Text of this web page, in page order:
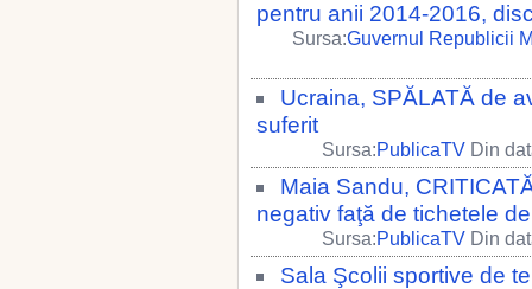
pentru anii 2014-2016,
Sursa:Guvernul Republicii
Ucraina, SPĂLATĂ de
suferit
Sursa:PublicaTV Din
Maia Sandu,
negativ faţă de tichetele
Sursa:PublicaTV Din
Sala Şcolii sportive de